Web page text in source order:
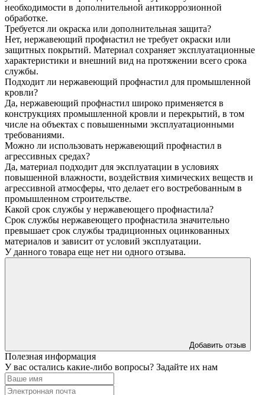
необходимости в дополнительной антикоррозионной
обработке.
Требуется ли окраска или дополнительная защита?
Нет, нержавеющий профнастил не требует окраски или
защитных покрытий. Материал сохраняет эксплуатационные
характеристики и внешний вид на протяжении всего срока
службы.
Подходит ли нержавеющий профнастил для промышленной
кровли?
Да, нержавеющий профнастил широко применяется в
конструкциях промышленной кровли и перекрытий, в том
числе на объектах с повышенными эксплуатационными
требованиями.
Можно ли использовать нержавеющий профнастил в
агрессивных средах?
Да, материал подходит для эксплуатации в условиях
повышенной влажности, воздействия химических веществ и
агрессивной атмосферы, что делает его востребованным в
промышленном строительстве.
Какой срок службы у нержавеющего профнастила?
Срок службы нержавеющего профнастила значительно
превышает срок службы традиционных оцинкованных
материалов и зависит от условий эксплуатации.
У данного товара еще нет ни одного отзыва.
Добавить отзыв
Полезная информация
У вас остались какие-либо вопросы? Задайте их нам